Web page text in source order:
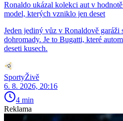
Ronaldo ukázal kolekci aut v
model, kterých vzniklo jen deset
Jeden jediný vůz v Ronaldově
dohromady. Je to Bugatti, které
deseti kusech.
SportyŽivě
6. 8. 2026, 20:16
4 min
Reklama